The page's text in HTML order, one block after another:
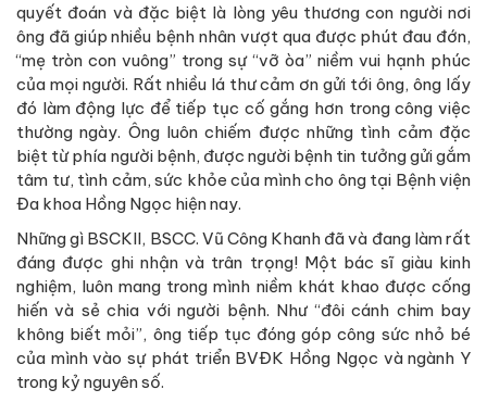
quyết đoán và đặc biệt là lòng yêu thương con người nơi
ông đã giúp nhiều bệnh nhân vượt qua được phút đau đớn,
“mẹ tròn con vuông” trong sự “vỡ òa” niềm vui hạnh phúc
của mọi người. Rất nhiều lá thư cảm ơn gửi tới ông, ông lấy
đó làm động lực để tiếp tục cố gắng hơn trong công việc
thường ngày. Ông luôn chiếm được những tình cảm đặc
biệt từ phía người bệnh, được người bệnh tin tưởng gửi gắm
tâm tư, tình cảm, sức khỏe của mình cho ông tại Bệnh viện
Đa khoa Hồng Ngọc hiện nay.
Những gì BSCKII, BSCC. Vũ Công Khanh đã và đang làm rất
đáng được ghi nhận và trân trọng! Một bác sĩ giàu kinh
nghiệm, luôn mang trong mình niềm khát khao được cống
hiến và sẻ chia với người bệnh. Như “đôi cánh chim bay
không biết mỏi”, ông tiếp tục đóng góp công sức nhỏ bé
của mình vào sự phát triển BVĐK Hồng Ngọc và ngành Y
trong kỷ nguyên số.